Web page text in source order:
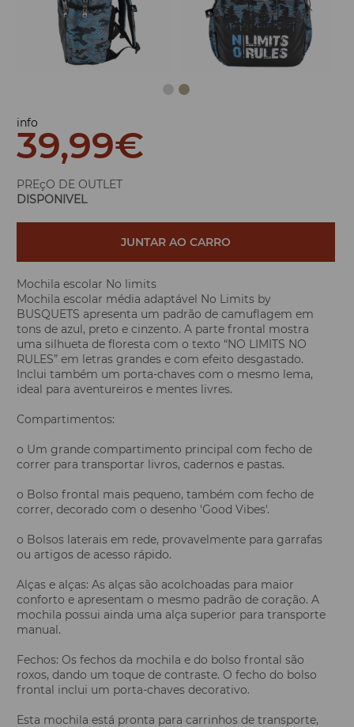
info
39,99€
PREçO DE OUTLET
DISPONIVEL
JUNTAR AO CARRO
Mochila escolar No limits
Mochila escolar média adaptável No Limits by
BUSQUETS apresenta um padrão de camuflagem em
tons de azul, preto e cinzento. A parte frontal mostra
uma silhueta de floresta com o texto “NO LIMITS NO
RULES” em letras grandes e com efeito desgastado.
Inclui também um porta-chaves com o mesmo lema,
ideal para aventureiros e mentes livres.
Compartimentos:
o Um grande compartimento principal com fecho de
correr para transportar livros, cadernos e pastas.
o Bolso frontal mais pequeno, também com fecho de
correr, decorado com o desenho 'Good Vibes'.
o Bolsos laterais em rede, provavelmente para garrafas
ou artigos de acesso rápido.
Alças e alças: As alças são acolchoadas para maior
conforto e apresentam o mesmo padrão de coração. A
mochila possui ainda uma alça superior para transporte
manual.
Fechos: Os fechos da mochila e do bolso frontal são
roxos, dando um toque de contraste. O fecho do bolso
frontal inclui um porta-chaves decorativo.
Esta mochila está pronta para carrinhos de transporte,